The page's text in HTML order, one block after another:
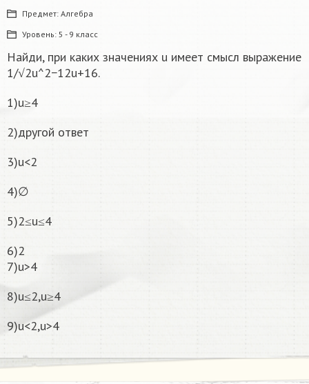
Предмет: Алгебра
Уровень: 5 - 9 класс
Найди, при каких значениях u имеет смысл выражение
1/√2u^2−12u+16.
1)u≥4
2)другой ответ
3)u<2
4)∅
5)2≤u≤4
6)2
7)u>4
8)u≤2,u≥4
9)u<2,u>4